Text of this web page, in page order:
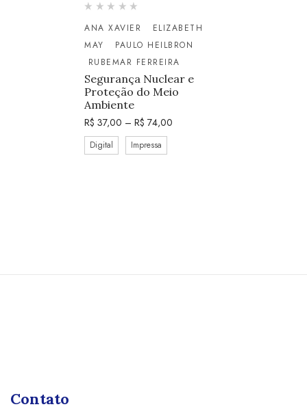
ANA XAVIER
ELIZABETH
MAY
PAULO HEILBRON
RUBEMAR FERREIRA
Segurança Nuclear e
Proteção do Meio
Ambiente
R$ 37,00 – R$ 74,00
Digital Impressa
Contato